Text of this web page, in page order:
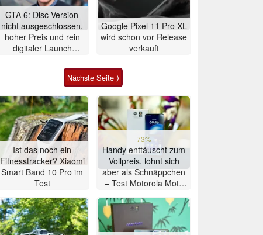
GTA 6: Disc-Version
nicht ausgeschlossen,
hoher Preis und rein
digitaler Launch
Google Pixel 11 Pro XL
wird schon vor Release
verkauft
Nächste Seite ⟩
Ist das noch ein
Fitnesstracker? Xiaomi
Smart Band 10 Pro im
Test
73%
Handy enttäuscht zum
Vollpreis, lohnt sich
aber als Schnäppchen
– Test Motorola Moto